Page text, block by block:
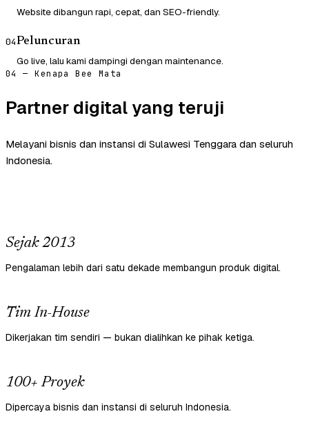
Website dibangun rapi, cepat, dan SEO-friendly.
04Peluncuran
Go live, lalu kami dampingi dengan maintenance.
04 — Kenapa Bee Mata
Partner digital yang teruji
Melayani bisnis dan instansi di Sulawesi Tenggara dan seluruh
Indonesia.
Sejak 2013
Pengalaman lebih dari satu dekade membangun produk digital.
Tim In-House
Dikerjakan tim sendiri — bukan dialihkan ke pihak ketiga.
100+ Proyek
Dipercaya bisnis dan instansi di seluruh Indonesia.